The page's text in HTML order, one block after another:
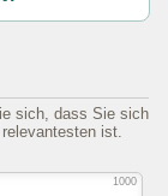
sich, dass Sie sich
ist.
1000